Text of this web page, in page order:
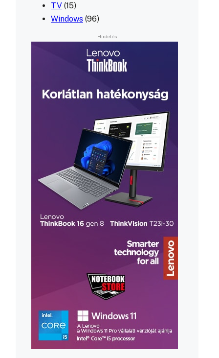
TV (15)
Windows (96)